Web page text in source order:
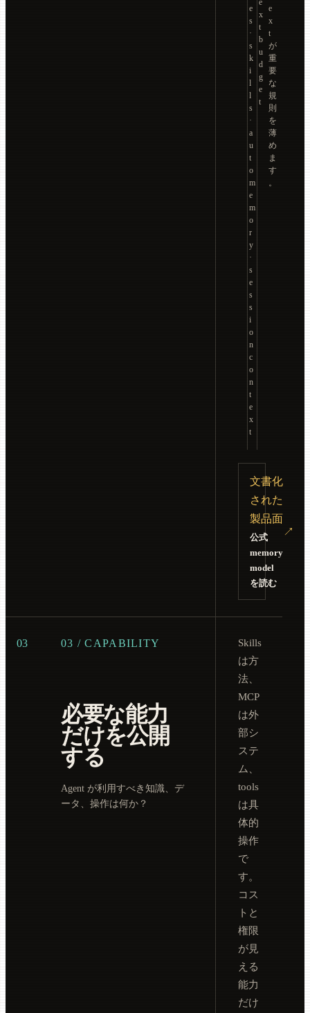
e
s
·
s
k
i
l
l
s
·
a
u
t
o
m
e
m
o
r
y
·
s
e
s
s
i
o
n
c
o
n
t
e
x
t
e
x
t
b
u
d
g
e
t
e
x
t
が
重
要
な
規
則
を
薄
め
ま
す
。
文書化
された
製品面
公式
memory
model
を読む
↗
03 03 / CAPABILITY
必要な能力
だけを公開
する
Agent が利用すべき知識、デ
ータ、操作は何か？
Skills
は方
法、
MCP
は外
部シ
ステ
ム、
tools
は具
体的
操作
で
す。
コス
トと
権限
が見
える
能力
だけ